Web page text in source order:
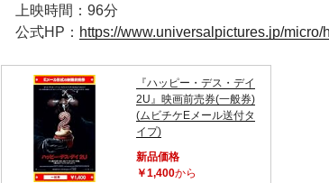
上映時間：96分
公式HP： https://www.universalpictures.jp/micro/
『ハッピー・デス・デイ
2U』映画前売券(一般券)
(ムビチケEメール送付タ
イプ)
新品価格
￥1,400から